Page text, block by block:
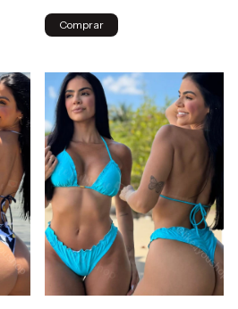
Comprar